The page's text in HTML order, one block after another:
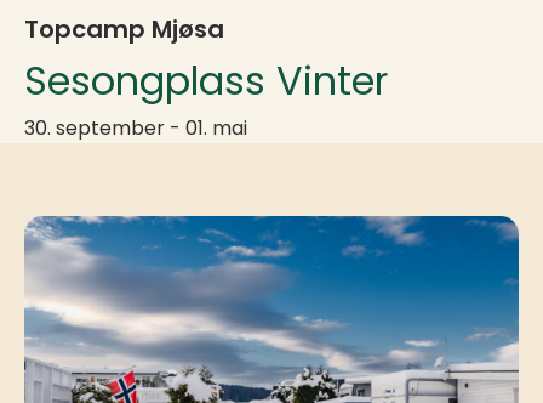
Topcamp Mjøsa
Sesongplass Vinter
30. september - 01. mai